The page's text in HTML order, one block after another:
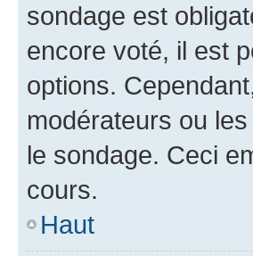
sondage est
encore voté, il est
options.
modérateurs ou
le sondage. Ceci
cours.
Haut